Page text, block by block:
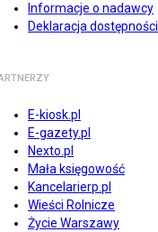
Informacje o nadawcy
Deklaracja dostępności
E-kiosk.pl
E-gazety.pl
Nexto.pl
Mała księgowość
Kancelarierp.pl
Wieści Rolnicze
Życie Warszawy